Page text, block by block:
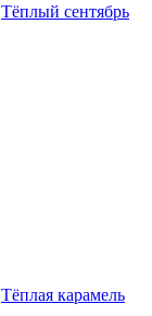
Тёплый сентябрь
Тёплая карамель